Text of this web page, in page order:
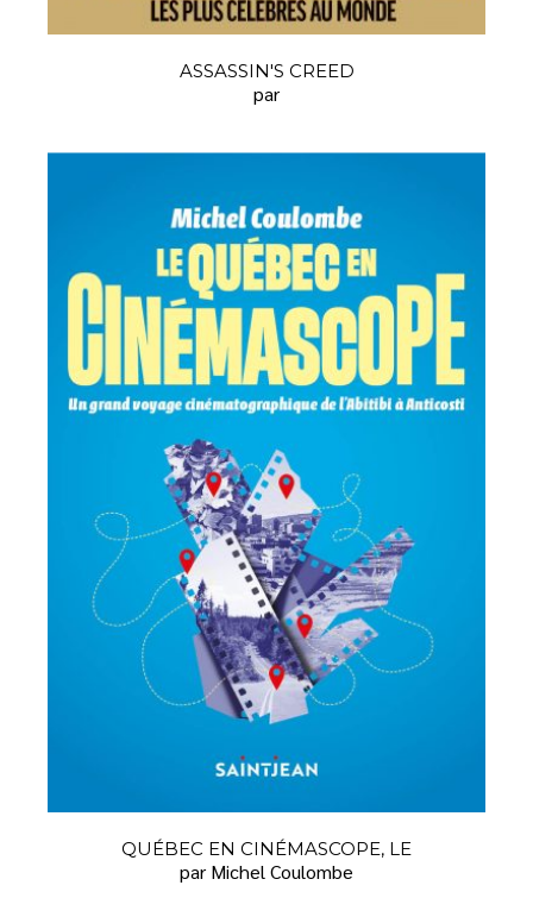
ASSASSIN'S CREED
par
QUÉBEC EN CINÉMASCOPE, LE
par Michel Coulombe